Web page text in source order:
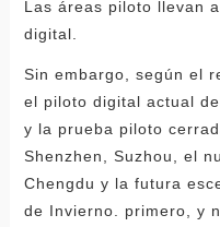
Las áreas piloto llevan
digital.
Sin embargo, según el
el piloto digital actual
y la prueba piloto
Shenzhen, Suzhou, el
Chengdu y la futura
de Invierno. primero, y